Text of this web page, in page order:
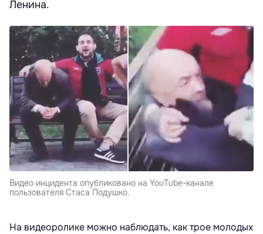
Ленина.
Видео инцидента опубликовано на YouTube-канале
пользователя Стаса Подушко.
На видеоролике можно наблюдать, как трое молодых